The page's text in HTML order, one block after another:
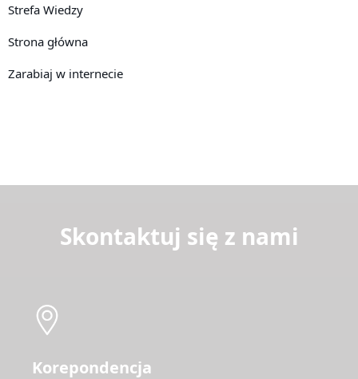
Strefa Wiedzy
Strona główna
Zarabiaj w internecie
Skontaktuj się z nami
Korepondencja